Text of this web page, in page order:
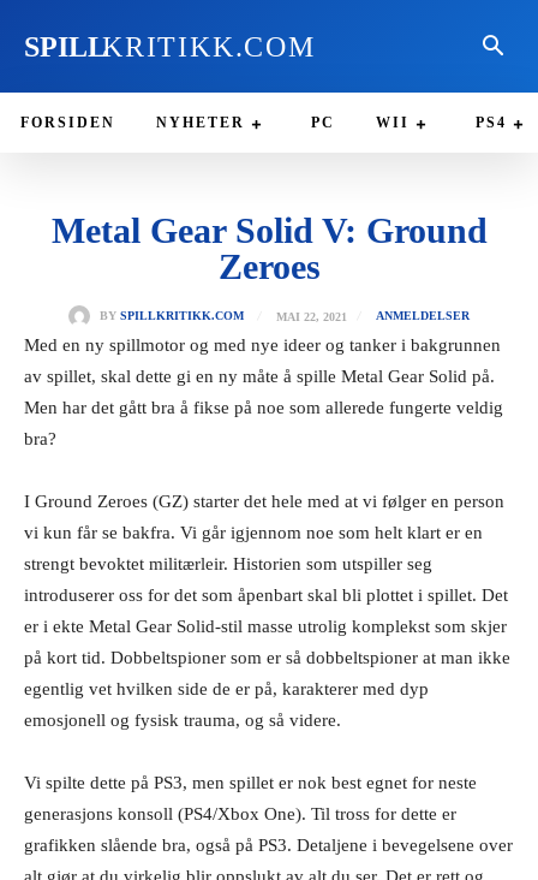
SPILLKRITIKK.COM
FORSIDEN NYHETER PC WII PS4
Metal Gear Solid V: Ground
Zeroes
BY SPILLKRITIKK.COM MAI 22, 2021 ANMELDELSER
Med en ny spillmotor og med nye ideer og tanker i bakgrunnen
av spillet, skal dette gi en ny måte å spille Metal Gear Solid på.
Men har det gått bra å fikse på noe som allerede fungerte veldig
bra?
I Ground Zeroes (GZ) starter det hele med at vi følger en person
vi kun får se bakfra. Vi går igjennom noe som helt klart er en
strengt bevoktet militærleir. Historien som utspiller seg
introduserer oss for det som åpenbart skal bli plottet i spillet. Det
er i ekte Metal Gear Solid-stil masse utrolig komplekst som skjer
på kort tid. Dobbeltspioner som er så dobbeltspioner at man ikke
egentlig vet hvilken side de er på, karakterer med dyp
emosjonell og fysisk trauma, og så videre.
Vi spilte dette på PS3, men spillet er nok best egnet for neste
generasjons konsoll (PS4/Xbox One). Til tross for dette er
grafikken slående bra, også på PS3. Detaljene i bevegelsene over